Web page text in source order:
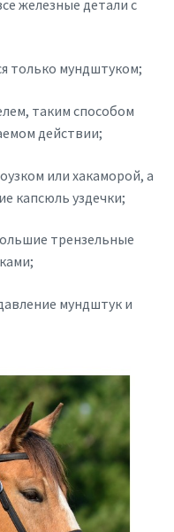
железные детали с
только мундштуком;
таким способом
действии;
или хакаморой, а
капсюль уздечки;
трензельные
мундштук и